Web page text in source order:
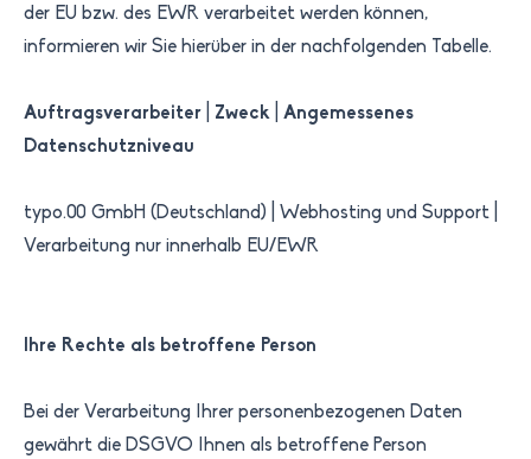
der EU bzw. des EWR verarbeitet werden können,
informieren wir Sie hierüber in der nachfolgenden Tabelle.
Auftragsverarbeiter Zweck
Angemessenes
Datenschutzniveau
typo.00 GmbH (Deutschland) | Webhosting und Support |
Verarbeitung nur innerhalb EU/EWR
Ihre Rechte als betroffene Person
Bei der Verarbeitung Ihrer personenbezogenen Daten
gewährt die DSGVO Ihnen als betroffene Person